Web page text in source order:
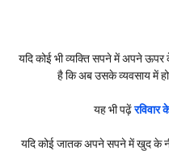
यदि कोई भी व्यक्ति सपने में अपने
है कि अब उसके व्यवसाय में
यह भी पढ़ेंरविवार
यदि कोई जातक अपने सपने में खुद के